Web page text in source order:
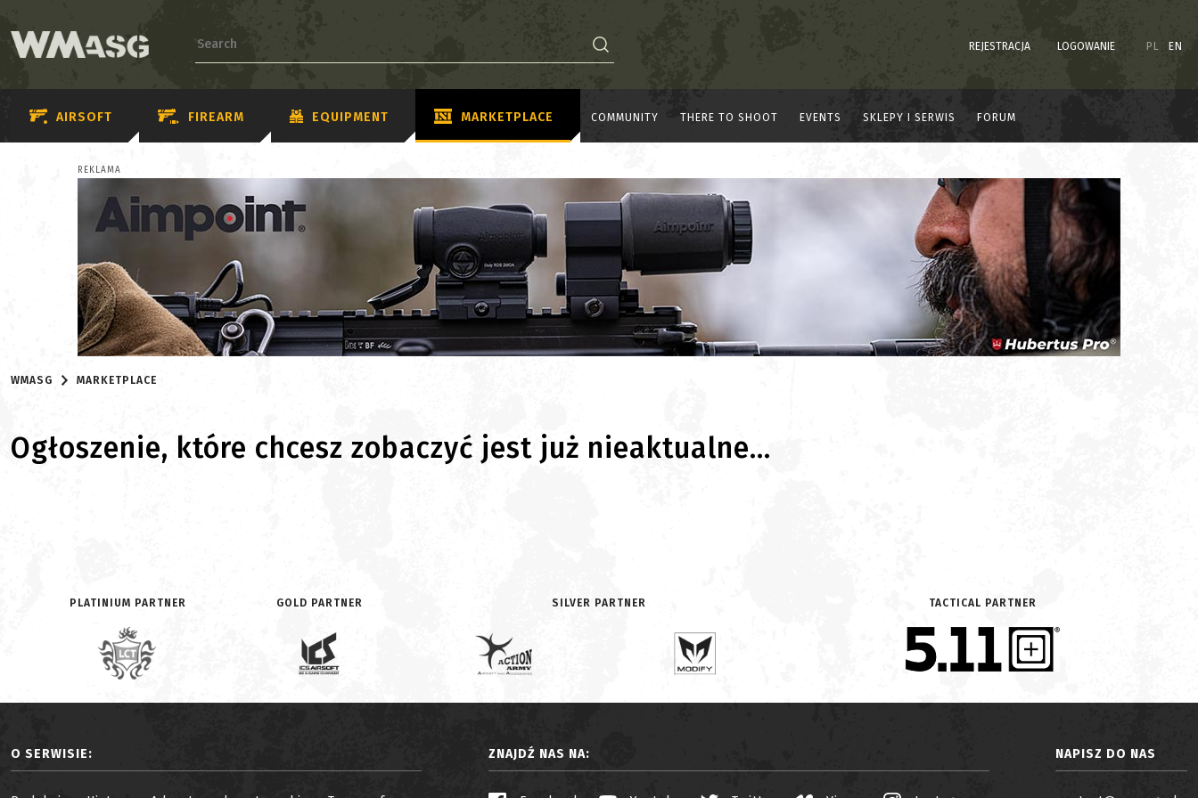
REJESTRACJA LOGOWANIE PL EN
AIRSOFT FIREARM EQUIPMENT MARKETPLACE COMMUNITY THERE TO SHOOT EVENTS SKLEPY I SERWIS FORUM
REKLAMA
WMASG MARKETPLACE
Ogłoszenie, które chcesz zobaczyć jest już nieaktualne...
PLATINIUM PARTNER GOLD PARTNER SILVER PARTNER TACTICAL PARTNER
O SERWISIE: ZNAJDŹ NAS NA: NAPISZ DO NAS